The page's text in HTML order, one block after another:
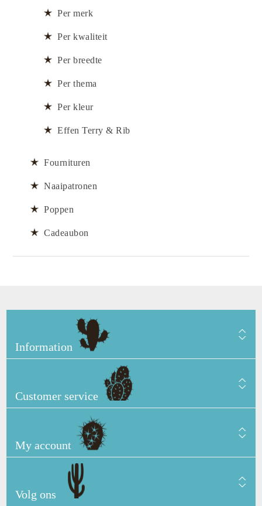
Per merk
Per kwaliteit
Per breedte
Per thema
Per kleur
Effen Terry & Rib
Fournituren
Naaipatronen
Poppen
Cadeaubon
Information
Customer service
My account
Volg ons